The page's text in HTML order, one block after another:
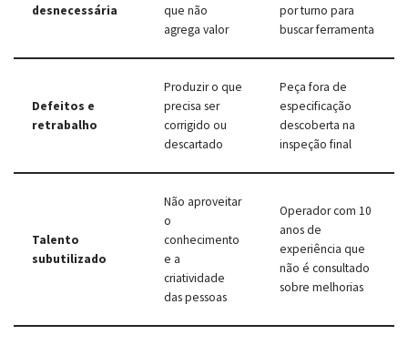
desnecessária
que não
agrega valor
por turno para
buscar ferramenta
Defeitos e
retrabalho
Produzir o que
precisa ser
corrigido ou
descartado
Peça fora de
especificação
descoberta na
inspeção final
Talento
subutilizado
Não aproveitar
o
conhecimento
e a
criatividade
das pessoas
Operador com 10
anos de
experiência que
não é consultado
sobre melhorias